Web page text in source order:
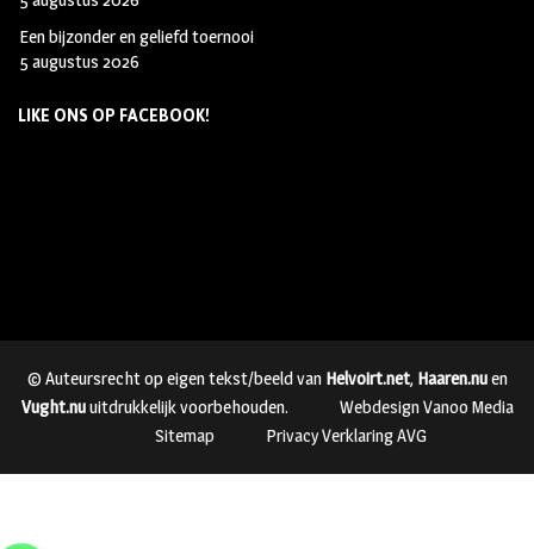
Een bijzonder en geliefd toernooi
5 augustus 2026
LIKE ONS OP FACEBOOK!
© Auteursrecht op eigen tekst/beeld van Helvoirt.net, Haaren.nuen
Vught.nuuitdrukkelijk voorbehouden.
Webdesign Vanoo Media
Sitemap
Privacy Verklaring AVG